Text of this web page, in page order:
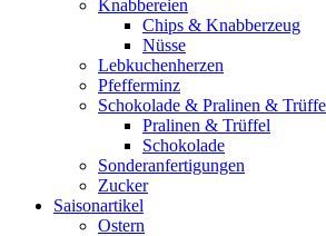
Knabbereien
Chips & Knabberzeug
Nüsse
Lebkuchenherzen
Pfefferminz
Schokolade & Pralinen &
Pralinen & Trüffel
Schokolade
Sonderanfertigungen
Zucker
Saisonartikel
Ostern